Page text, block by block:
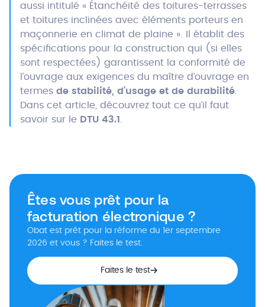
aussi intitulé « Étanchéité des toitures-terrasses
et toitures inclinées avec éléments porteurs en
maçonnerie en climat de plaine ». Il établit des
spécifications pour la construction qui (si elles
sont respectées) garantissent la conformité de
l’ouvrage aux exigences du maître d’ouvrage en
termes de stabilité, d’usage et de durabilité
Dans cet article, découvrez tout ce qu’il faut
savoir sur le DTU 43.1
Êtes vous prêt pour la
facturation électronique ?
Obat est prêt pour la réforme du 1er septembre
2026 et vous ? Faites le test.
Faites le test